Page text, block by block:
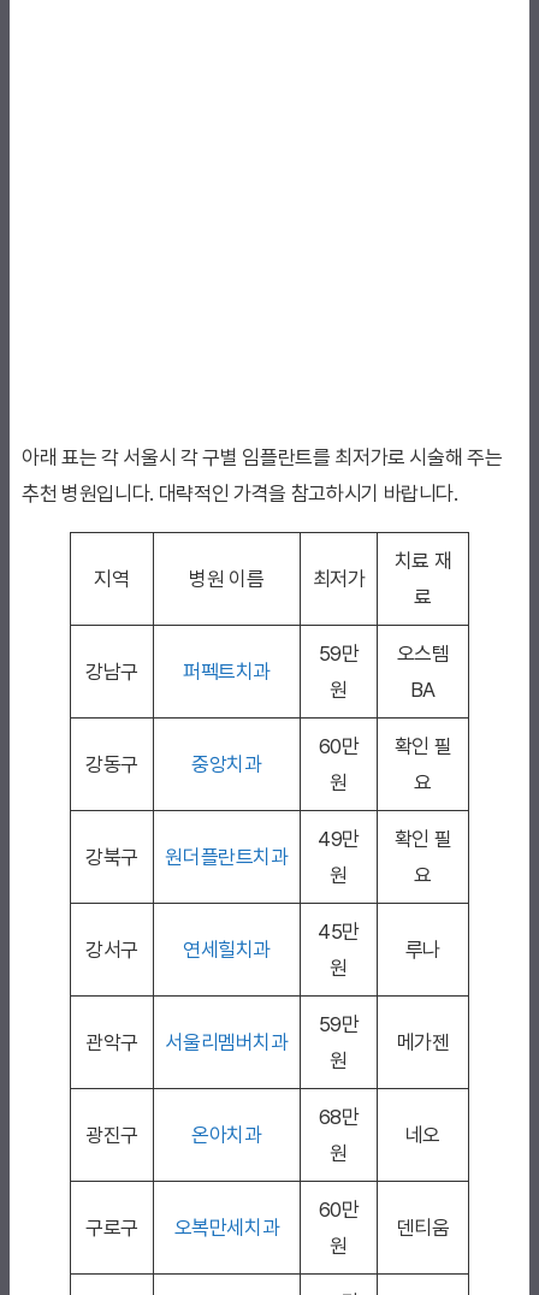
아래 표는 각 서울시 각 구별 임플란트를 최저가로 시술해 주는
추천 병원입니다. 대략적인 가격을 참고하시기 바랍니다.
지역 병원 이름 최저가
치료 재
료
강남구 퍼펙트치과
59만
원
오스템
BA
강동구 중앙치과
60만
원
확인 필
요
강북구 원더플란트치과
49만
원
확인 필
요
강서구 연세힐치과
45만
원
루나
관악구 서울리멤버치과
59만
원
메가젠
광진구 온아치과
68만
원
네오
구로구 오복만세치과
60만
원
덴티움